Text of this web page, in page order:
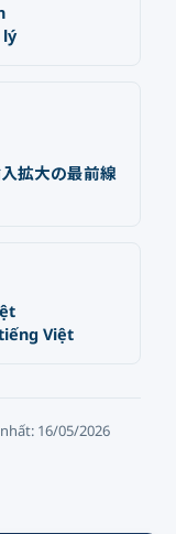
拡大の最前線
Việt
16/05/2026